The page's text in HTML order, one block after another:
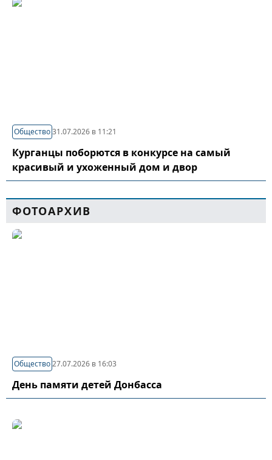
Общество31.07.2026 в 11:21
Курганцы поборются в конкурсе на самый
красивый и ухоженный дом и двор
ФОТОАРХИВ
Общество27.07.2026 в 16:03
День памяти детей Донбасса